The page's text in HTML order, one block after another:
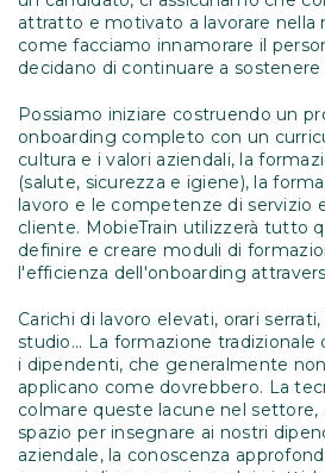
attratto e motivato a lavorare nella
come facciamo innamorare il
decidano di continuare a
Possiamo iniziare costruendo un
onboarding completo con un
cultura e i valori aziendali, la
(salute, sicurezza e igiene), la
lavoro e le competenze di servizio
cliente. MobieTrain utilizzerà tutto
definire e creare moduli di
l'efficienza dell'onboarding
Carichi di lavoro elevati, orari
studio... La formazione
i dipendenti, che generalmente
applicano come dovrebbero. La
colmare queste lacune nel settore,
spazio per insegnare ai nostri
aziendale, la conoscenza